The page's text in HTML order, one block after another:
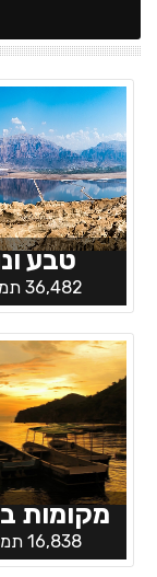
טבע
36,482 תמונות
מקומות
16,838 תמונות